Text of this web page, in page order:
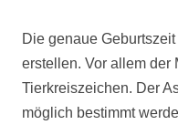
Die genaue
erstellen. Vor allem der
Tierkreiszeichen. Der
möglich bestimmt